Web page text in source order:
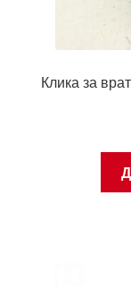
Клика за